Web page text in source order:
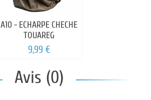
A10 - ECHARPE CHECHE
TOUAREG
9,99 €
Avis (0)